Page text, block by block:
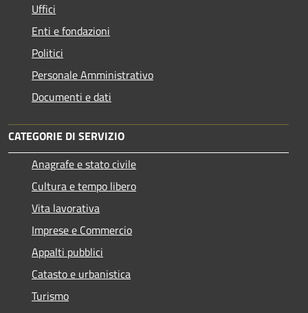
Uffici
Enti e fondazioni
Politici
Personale Amministrativo
Documenti e dati
CATEGORIE DI SERVIZIO
Anagrafe e stato civile
Cultura e tempo libero
Vita lavorativa
Imprese e Commercio
Appalti pubblici
Catasto e urbanistica
Turismo